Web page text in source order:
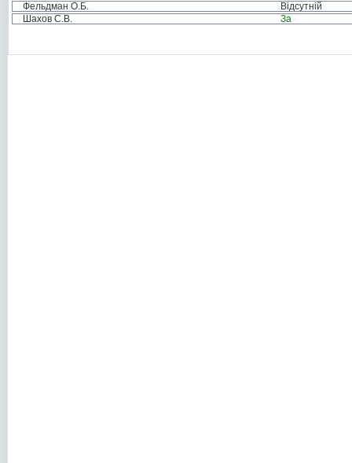
Фельдман О.Б.
Відсутній
Шахов С.В.
За